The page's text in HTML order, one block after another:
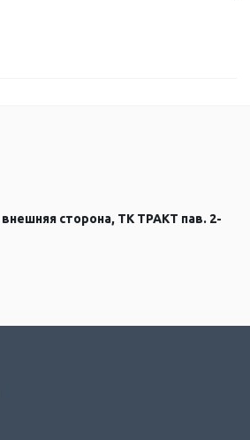
сторона, ТК ТРАКТ пав. 2-